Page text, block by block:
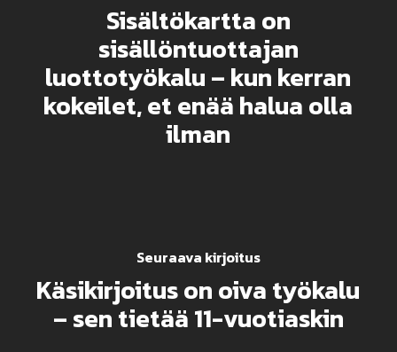
Sisältökartta on
sisällöntuottajan
luottotyökalu – kun kerran
kokeilet, et enää halua olla
ilman
Seuraava kirjoitus
Käsikirjoitus on oiva työkalu
– sen tietää 11-vuotiaskin